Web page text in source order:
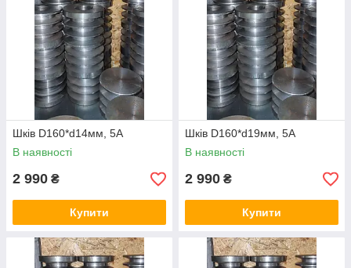
Шків D160*d14мм, 5А
В наявності
2 990 ₴
Купити
Шків D160*d19мм, 5А
В наявності
2 990 ₴
Купити